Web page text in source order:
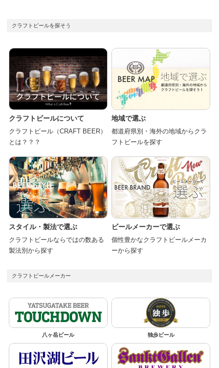
クラフトビールを探そう
クラフトビールについて
クラフトビール（CRAFT BEER）
とは？？？
地域で選ぶ
都道府県別・海外の地域からクラ
フトビールを探す
スタイル・製法で選ぶ
クラフトビールならではの数ある
製法別から探す
ビールメーカーで選ぶ
個性豊かなクラフトビールメーカ
ーから探す
クラフトビールメーカー
八ヶ岳ビール 独歩ビール